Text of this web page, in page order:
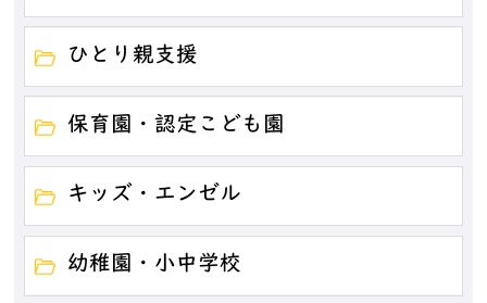
ひとり親支援
保育園・認定こども園
キッズ・エンゼル
幼稚園・小中学校